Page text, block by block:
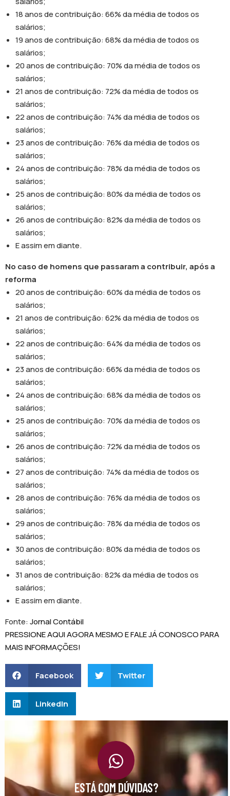
18 anos de contribuição: 66% da média de todos os
salários;
19 anos de contribuição: 68% da média de todos os
salários;
20 anos de contribuição: 70% da média de todos os
salários;
21 anos de contribuição: 72% da média de todos os
salários;
22 anos de contribuição: 74% da média de todos os
salários;
23 anos de contribuição: 76% da média de todos os
salários;
24 anos de contribuição: 78% da média de todos os
salários;
25 anos de contribuição: 80% da média de todos os
salários;
26 anos de contribuição: 82% da média de todos os
salários;
E assim em diante.
No caso de homens que passaram a contribuir, após a
reforma
20 anos de contribuição: 60% da média de todos os
salários;
21 anos de contribuição: 62% da média de todos os
salários;
22 anos de contribuição: 64% da média de todos os
salários;
23 anos de contribuição: 66% da média de todos os
salários;
24 anos de contribuição: 68% da média de todos os
salários;
25 anos de contribuição: 70% da média de todos os
salários;
26 anos de contribuição: 72% da média de todos os
salários;
27 anos de contribuição: 74% da média de todos os
salários;
28 anos de contribuição: 76% da média de todos os
salários;
29 anos de contribuição: 78% da média de todos os
salários;
30 anos de contribuição: 80% da média de todos os
salários;
31 anos de contribuição: 82% da média de todos os
salários;
E assim em diante.
Fonte:Jornal Contábil
PRESSIONE AQUI AGORA MESMO E FALE JÁ CONOSCO PARA
MAIS INFORMAÇÕES!
Facebook Twitter
LinkedIn
ESTÁ COM DÚVIDAS?